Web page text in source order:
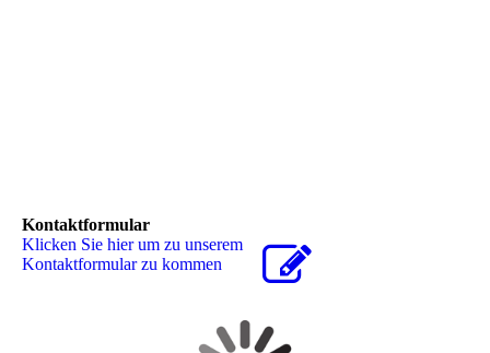
Kontaktformular
Klicken Sie hier um zu unserem
Kon­takt­for­mu­lar zu kommen